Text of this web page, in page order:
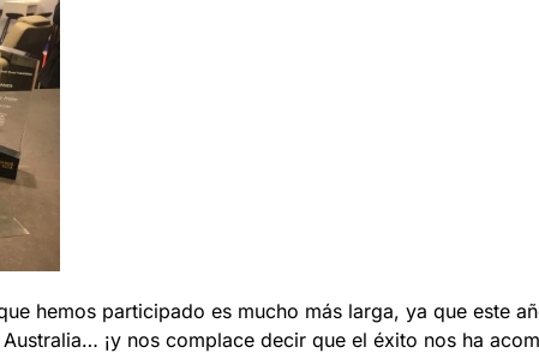
hemos participado es mucho más larga, ya que este
¡y nos complace decir que el éxito nos ha